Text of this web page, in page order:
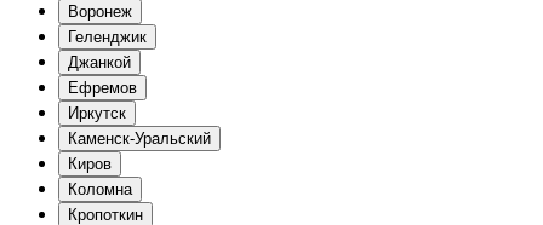
Воронеж
Геленджик
Джанкой
Ефремов
Иркутск
Каменск-Уральский
Киров
Коломна
Кропоткин